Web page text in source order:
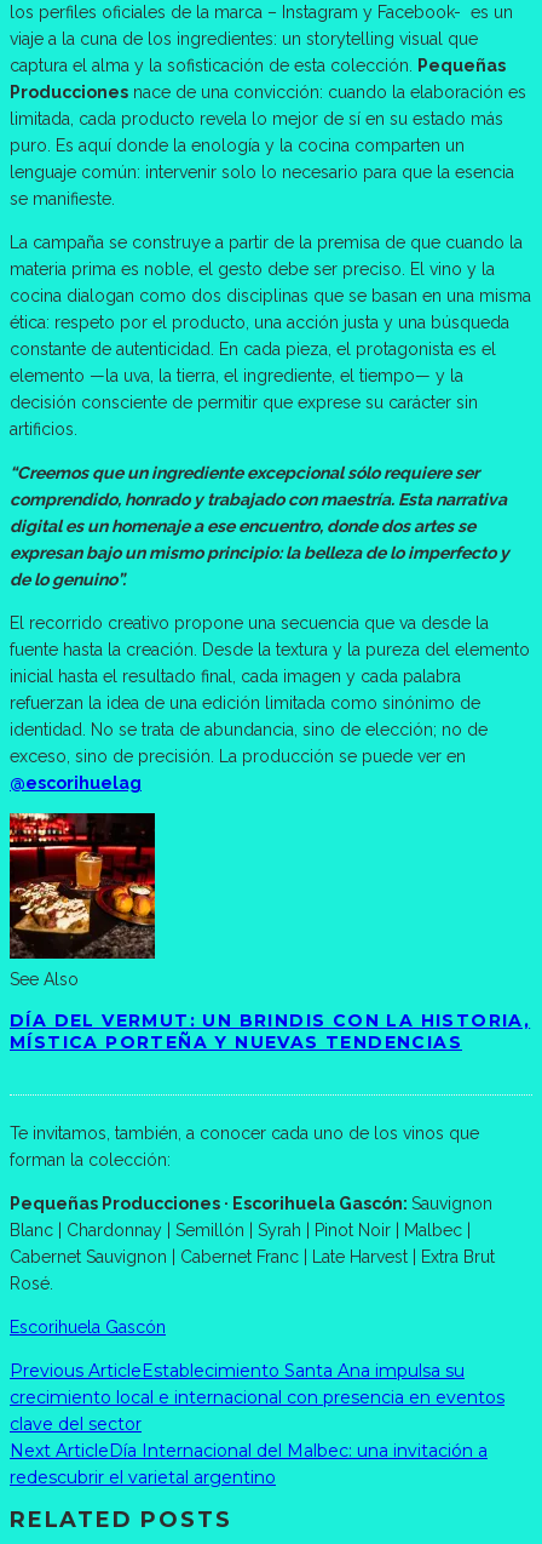
los perfiles oficiales de la marca – Instagram y Facebook- es un
viaje a la cuna de los ingredientes: un storytelling visual que
captura el alma y la sofisticación de esta colección. Pequeñas
Producciones nace de una convicción: cuando la elaboración es
limitada, cada producto revela lo mejor de sí en su estado más
puro. Es aquí donde la enología y la cocina comparten un
lenguaje común: intervenir solo lo necesario para que la esencia
se manifieste.
La campaña se construye a partir de la premisa de que cuando la
materia prima es noble, el gesto debe ser preciso. El vino y la
cocina dialogan como dos disciplinas que se basan en una misma
ética: respeto por el producto, una acción justa y una búsqueda
constante de autenticidad. En cada pieza, el protagonista es el
elemento —la uva, la tierra, el ingrediente, el tiempo— y la
decisión consciente de permitir que exprese su carácter sin
artificios.
“Creemos que un ingrediente excepcional sólo requiere ser
comprendido, honrado y trabajado con maestría. Esta narrativa
digital es un homenaje a ese encuentro, donde dos artes se
expresan bajo un mismo principio: la belleza de lo imperfecto y
de lo genuino”.
El recorrido creativo propone una secuencia que va desde la
fuente hasta la creación. Desde la textura y la pureza del elemento
inicial hasta el resultado final, cada imagen y cada palabra
refuerzan la idea de una edición limitada como sinónimo de
identidad. No se trata de abundancia, sino de elección; no de
exceso, sino de precisión. La producción se puede ver en
@escorihuelag
See Also
DÍA DEL VERMUT: UN BRINDIS CON LA HISTORIA,
MÍSTICA PORTEÑA Y NUEVAS TENDENCIAS
Te invitamos, también, a conocer cada uno de los vinos que
forman la colección:
Pequeñas Producciones · Escorihuela Gascón: Sauvignon
Blanc | Chardonnay | Semillón | Syrah | Pinot Noir | Malbec |
Cabernet Sauvignon | Cabernet Franc | Late Harvest | Extra Brut
Rosé.
Escorihuela Gascón
Previous ArticleEstablecimiento Santa Ana impulsa su
crecimiento local e internacional con presencia en eventos
clave del sector
Next ArticleDía Internacional del Malbec: una invitación a
redescubrir el varietal argentino
RELATED POSTS